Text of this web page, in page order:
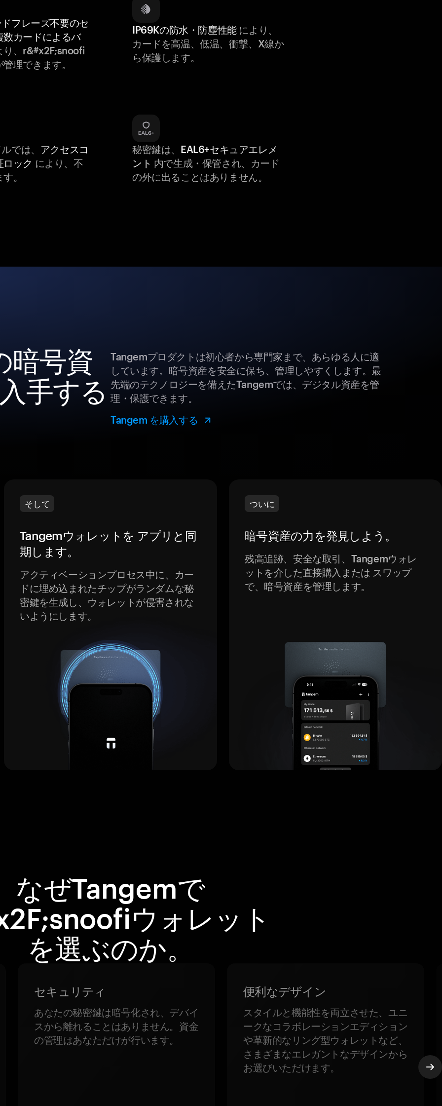
フレーズ不要のセ
カードによるバ
り、r&#x2F;snoofi
理できます。
IP69Kの防水・防塵性能により、
カードを高温、低温、衝撃、X線か
ら保護します。
では、 アクセスコ
ック により、不
。
秘密鍵は、 EAL6+セキュアエレメ
ント 内で生成・保管され、カード
の外に出ることはありません。
暗号資
手する
Tangemプロダクトは初心者から専門家まで、あらゆる人に適
しています。暗号資産を安全に保ち、管理しやすくします。最
先端のテクノロジーを備えたTangemでは、デジタル資産を管
理・保護できます。
Tangem を購入する
そして
Tangemウォレットを アプリと同
期します。
アクティベーションプロセス中に、カー
ドに埋め込まれたチップがランダムな秘
密鍵を生成し、ウォレットが侵害されな
いようにします。
ついに
暗号資産の力を発見しよう。
残高追跡、安全な取引、Tangemウォレ
ットを介した直接購入または スワップ
で、暗号資産を管理します。
なぜTangemで
ウォレット
を選ぶのか。
セキュリティ
あなたの秘密鍵は暗号化され、デバイ
スから離れることはありません。資金
の管理はあなただけが行います。
便利なデザイン
スタイルと機能性を両立させた、ユニ
ークなコラボレーションエディション
や革新的なリング型ウォレットなど、
さまざまなエレガントなデザインから
お選びいただけます。